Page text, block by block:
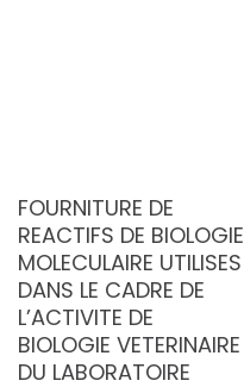
FOURNITURE DE
REACTIFS DE BIOLOGIE
MOLECULAIRE UTILISES
DANS LE CADRE DE
L’ACTIVITE DE
BIOLOGIE VETERINAIRE
DU LABORATOIRE